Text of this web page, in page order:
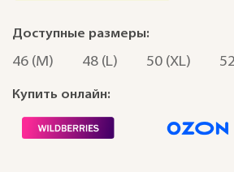
Доступные размеры:
46 (M) 48 (L) 50 (XL)
Купить онлайн: